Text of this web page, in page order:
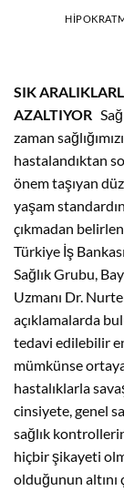
SIK
AZALTIYOR
zaman
hastalandıktan
önem taşıyan
yaşam
çıkmadan
Türkiye İş
Sağlık Grubu,
Uzmanı Dr.
açıklamalarda
tedavi edilebilir
mümkünse
hastalıklarla
cinsiyete, genel
sağlık
hiçbir şikayeti
olduğunun altını